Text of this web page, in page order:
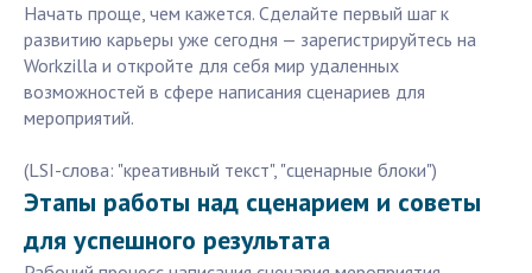
Начать проще, чем кажется. Сделайте первый шаг к
развитию карьеры уже сегодня — зарегистрируйтесь на
Workzilla и откройте для себя мир удаленных
возможностей в сфере написания сценариев для
мероприятий.
(LSI-слова: "креативный текст", "сценарные блоки")
Этапы работы над сценарием и советы
для успешного результата